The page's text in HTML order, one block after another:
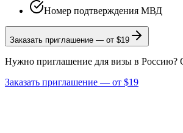
Номер подтверждения МВД
Заказать приглашение — от $19
Нужно приглашение для визы в Россию?
Заказать приглашение — от $19